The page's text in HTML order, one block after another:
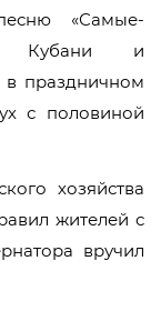
«Самые-
Кубани и
в праздничном
с половиной
хозяйства
жителей с
вручил